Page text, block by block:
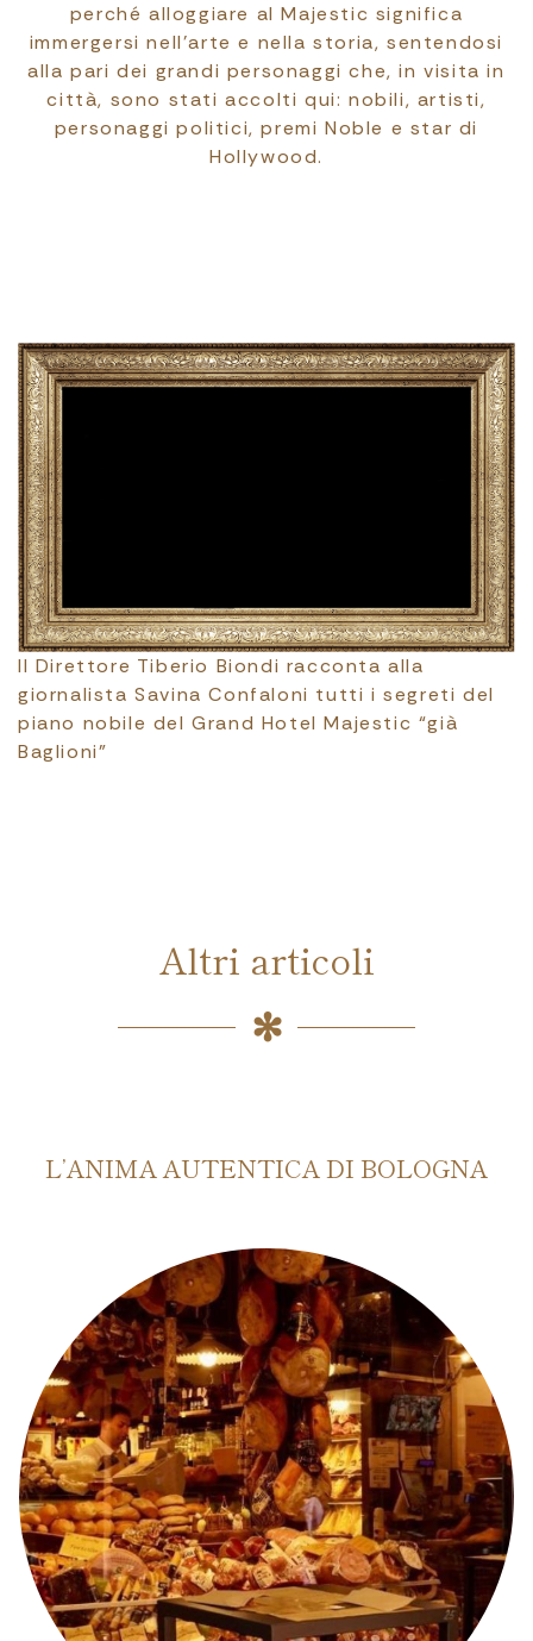
perché alloggiare al Majestic significa
immergersi nell’arte e nella storia, sentendosi
alla pari dei grandi personaggi che, in visita in
città, sono stati accolti qui: nobili, artisti,
personaggi politici, premi Noble e star di
Hollywood.
Il Direttore Tiberio Biondi racconta alla
giornalista Savina Confaloni tutti i segreti del
piano nobile del Grand Hotel Majestic “già
Baglioni”
Altri articoli
L’ANIMA AUTENTICA DI BOLOGNA